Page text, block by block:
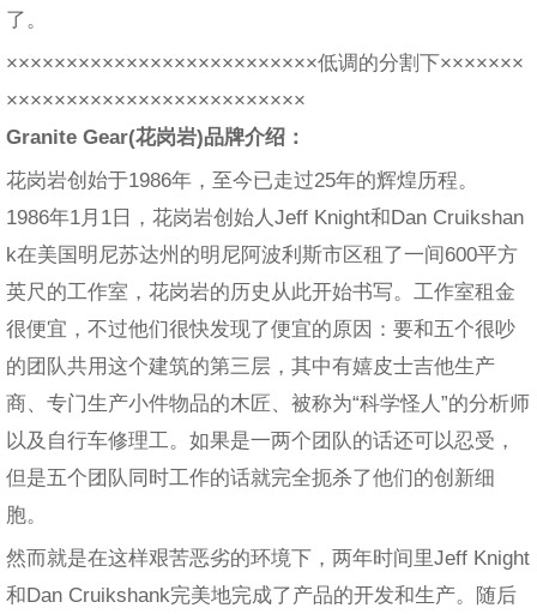
了。
××××××××××××××××××××××××××低调的分割下×××××××
×××××××××××××××××××××××××
Granite Gear(花岗岩)品牌介绍：
花岗岩创始于1986年，至今已走过25年的辉煌历程。
1986年1月1日，花岗岩创始人Jeff Knight和Dan Cruikshan
k在美国明尼苏达州的明尼阿波利斯市区租了一间600平方
英尺的工作室，花岗岩的历史从此开始书写。工作室租金
很便宜，不过他们很快发现了便宜的原因：要和五个很吵
的团队共用这个建筑的第三层，其中有嬉皮士吉他生产
商、专门生产小件物品的木匠、被称为“科学怪人”的分析师
以及自行车修理工。如果是一两个团队的话还可以忍受，
但是五个团队同时工作的话就完全扼杀了他们的创新细
胞。
然而就是在这样艰苦恶劣的环境下，两年时间里Jeff Knight
和Dan Cruikshank完美地完成了产品的开发和生产。随后